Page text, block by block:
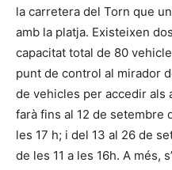
la carretera del Torn que
amb la platja. Existeixen
capacitat total de 80
punt de control al mirador
de vehicles per accedir als
farà fins al 12 de setembre
les 17 h; i del 13 al 26 de
de les 11 a les 16h. A més,